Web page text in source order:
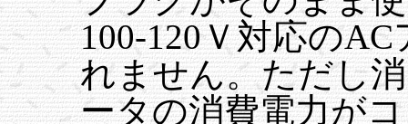
100-120Ｖ対応の
れません。ただし
ータの消費電力が